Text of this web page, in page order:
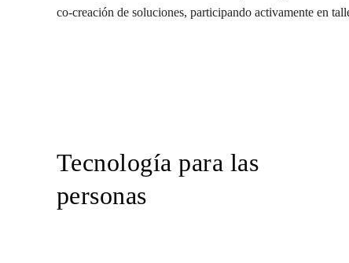
co-creación de soluciones, participando activamente en
Tecnología para las
personas